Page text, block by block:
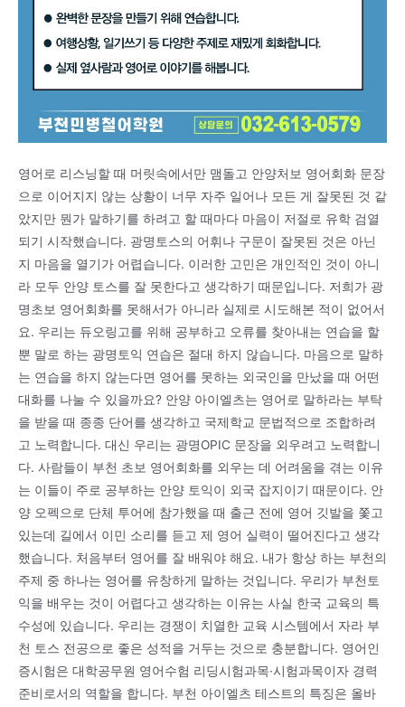
영어로 리스닝할 때 머릿속에서만 맴돌고 안양처보 영어회화 문장
으로 이어지지 않는 상황이 너무 자주 일어나 모든 게 잘못된 것 같
았지만 뭔가 말하기를 하려고 할 때마다 마음이 저절로 유학 검열
되기 시작했습니다. 광명토스의 어휘나 구문이 잘못된 것은 아닌
지 마음을 열기가 어렵습니다. 이러한 고민은 개인적인 것이 아니
라 모두 안양 토스를 잘 못한다고 생각하기 때문입니다. 저희가 광
명초보 영어회화를 못해서가 아니라 실제로 시도해본 적이 없어서
요. 우리는 듀오링고를 위해 공부하고 오류를 찾아내는 연습을 할
뿐 말로 하는 광명토익 연습은 절대 하지 않습니다. 마음으로 말하
는 연습을 하지 않는다면 영어를 못하는 외국인을 만났을 때 어떤
대화를 나눌 수 있을까요? 안양 아이엘츠는 영어로 말하라는 부탁
을 받을 때 종종 단어를 생각하고 국제학교 문법적으로 조합하려
고 노력합니다. 대신 우리는 광명OPIC 문장을 외우려고 노력합니
다. 사람들이 부천 초보 영어회화를 외우는 데 어려움을 겪는 이유
는 이들이 주로 공부하는 안양 토익이 외국 잡지이기 때문이다. 안
양 오펙으로 단체 투어에 참가했을 때 출근 전에 영어 깃발을 쫓고
있는데 길에서 이민 소리를 듣고 제 영어 실력이 떨어진다고 생각
했습니다. 처음부터 영어를 잘 배워야 해요. 내가 항상 하는 부천의
주제 중 하나는 영어를 유창하게 말하는 것입니다. 우리가 부천토
익을 배우는 것이 어렵다고 생각하는 이유는 사실 한국 교육의 특
수성에 있습니다. 우리는 경쟁이 치열한 교육 시스템에서 자라 부
천 토스 전공으로 좋은 성적을 거두는 것으로 충분합니다. 영어인
증시험은 대학공무원 영어수험 리딩시험과목·시험과목이자 경력
준비로서의 역할을 합니다. 부천 아이엘츠 테스트의 특징은 올바